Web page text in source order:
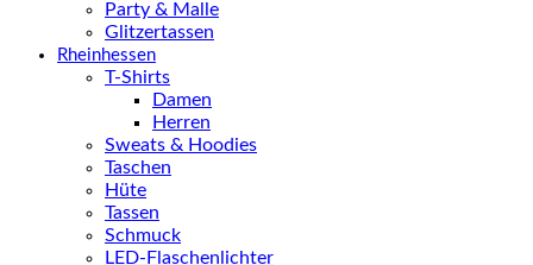
Party & Malle
Glitzertassen
Rheinhessen
T-Shirts
Damen
Herren
Sweats & Hoodies
Taschen
Hüte
Tassen
Schmuck
LED-Flaschenlichter